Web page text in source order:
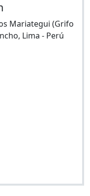
Mariategui (Grifo
, Lima - Perú